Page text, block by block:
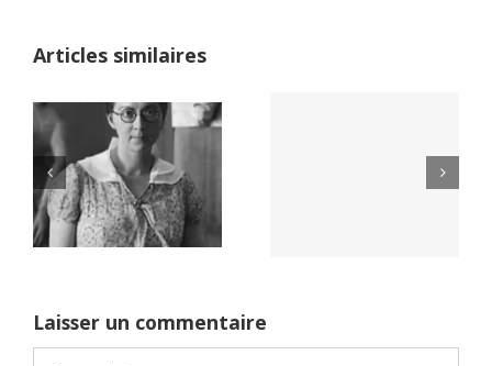
Articles similaires
Netflix Field of
Dreams (1989)
Yaïr Golan : une
Laisser un commentaire